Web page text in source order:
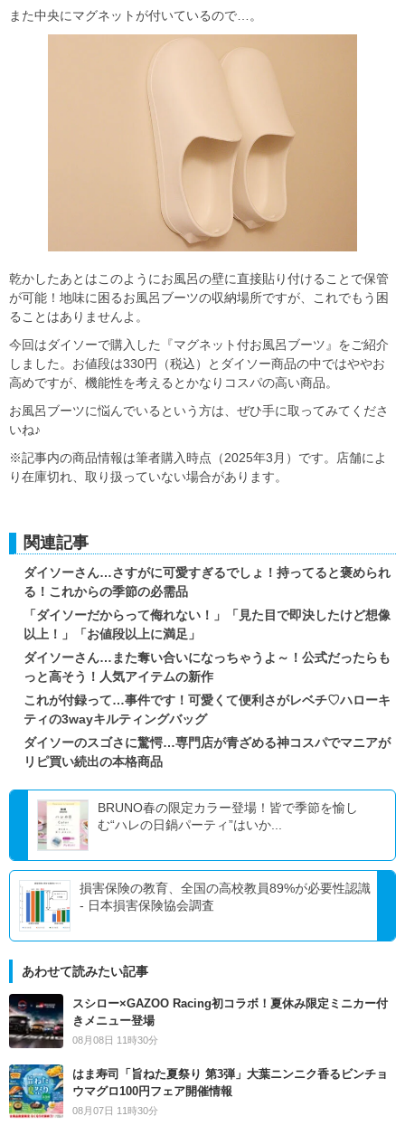
また中央にマグネットが付いているので…。
乾かしたあとはこのようにお風呂の壁に直接貼り付けることで保管
が可能！地味に困るお風呂ブーツの収納場所ですが、これでもう困
ることはありませんよ。
今回はダイソーで購入した『マグネット付お風呂ブーツ』をご紹介
しました。お値段は330円（税込）とダイソー商品の中ではややお
高めですが、機能性を考えるとかなりコスパの高い商品。
お風呂ブーツに悩んでいるという方は、ぜひ手に取ってみてくださ
いね♪
※記事内の商品情報は筆者購入時点（2025年3月）です。店舗によ
り在庫切れ、取り扱っていない場合があります。
関連記事
ダイソーさん…さすがに可愛すぎるでしょ！持ってると褒められ
る！これからの季節の必需品
「ダイソーだからって侮れない！」「見た目で即決したけど想像
以上！」「お値段以上に満足」
ダイソーさん…また奪い合いになっちゃうよ～！公式だったらも
っと高そう！人気アイテムの新作
これが付録って…事件です！可愛くて便利さがレベチ♡ハローキ
ティの3wayキルティングバッグ
ダイソーのスゴさに驚愕…専門店が青ざめる神コスパでマニアが
リピ買い続出の本格商品
BRUNO春の限定カラー登場！皆で季節を愉し
む“ハレの日鍋パーティ”はいか...
損害保険の教育、全国の高校教員89%が必要性認識
- 日本損害保険協会調査
あわせて読みたい記事
スシロー×GAZOO Racing初コラボ！夏休み限定ミニカー付
きメニュー登場
08月08日 11時30分
はま寿司「旨ねた夏祭り 第3弾」大葉ニンニク香るビンチョ
ウマグロ100円フェア開催情報
08月07日 11時30分